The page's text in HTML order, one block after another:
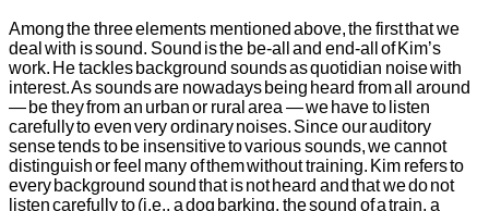
Among the three elements mentioned above, the first that we
deal with is sound. Sound is the be-all and end-all of Kim’s
work. He tackles background sounds as quotidian noise with
interest. As sounds are nowadays being heard from all around
— be they from an urban or rural area — we have to listen
carefully to even very ordinary noises. Since our auditory
sense tends to be insensitive to various sounds, we cannot
distinguish or feel many of them without training. Kim refers to
every background sound that is not heard and that we do not
listen carefully to (i.e., a dog barking, the sound of a train, a